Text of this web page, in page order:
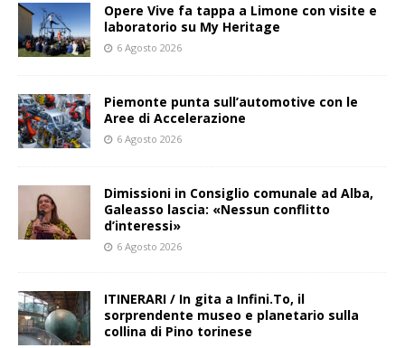
Opere Vive fa tappa a Limone con visite e
laboratorio su My Heritage
6 Agosto 2026
Piemonte punta sull’automotive con le
Aree di Accelerazione
6 Agosto 2026
Dimissioni in Consiglio comunale ad Alba,
Galeasso lascia: «Nessun conflitto
d’interessi»
6 Agosto 2026
ITINERARI / In gita a Infini.To, il
sorprendente museo e planetario sulla
collina di Pino torinese